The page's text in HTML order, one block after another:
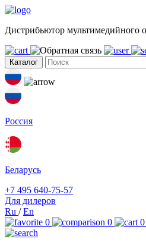
Дистрибьютор мультимедийного
Каталог
Россия
Беларусь
+7 495 640-75-57
Для дилеров
Ru /En
0
0 0